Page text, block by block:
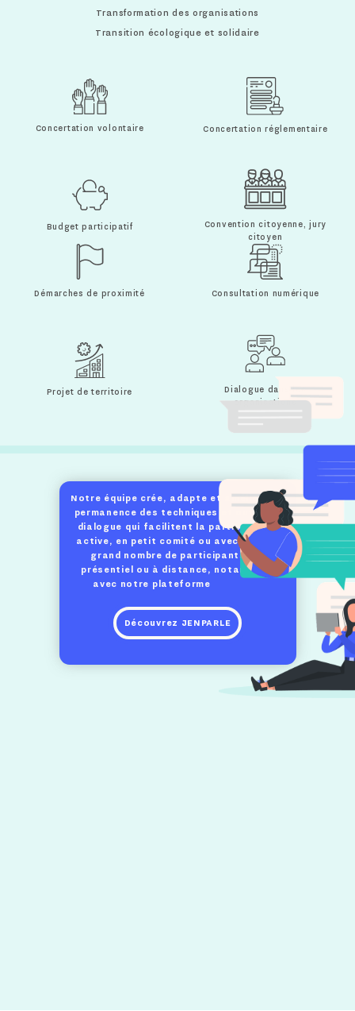
Transformation des organisations
Transition écologique et solidaire
Concertation volontaire Concertation réglementaire
Budget participatif
Convention citoyenne, jury
citoyen
Démarches de proximité Consultation numérique
Projet de territoire
Dialogue dans les
organisations
Notre équipe crée, adapte et améliore en
permanence des techniques et outils de
dialogue qui facilitent la participation
active, en petit comité ou avec un très
grand nombre de participants, en
présentiel ou à distance, notamment
avec notre plateforme
Découvrez JENPARLE